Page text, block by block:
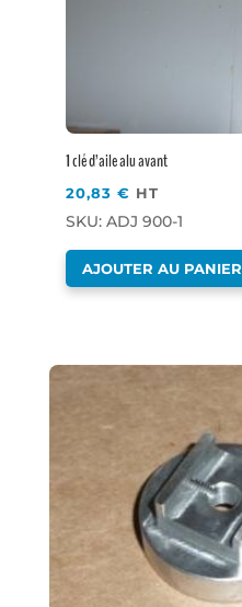
1 clé d’aile alu avant
20,83 € HT
SKU: ADJ 900-1
AJOUTER AU PANIER